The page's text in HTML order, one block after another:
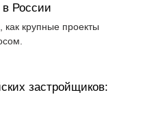
в России
крупные проекты
застройщиков: